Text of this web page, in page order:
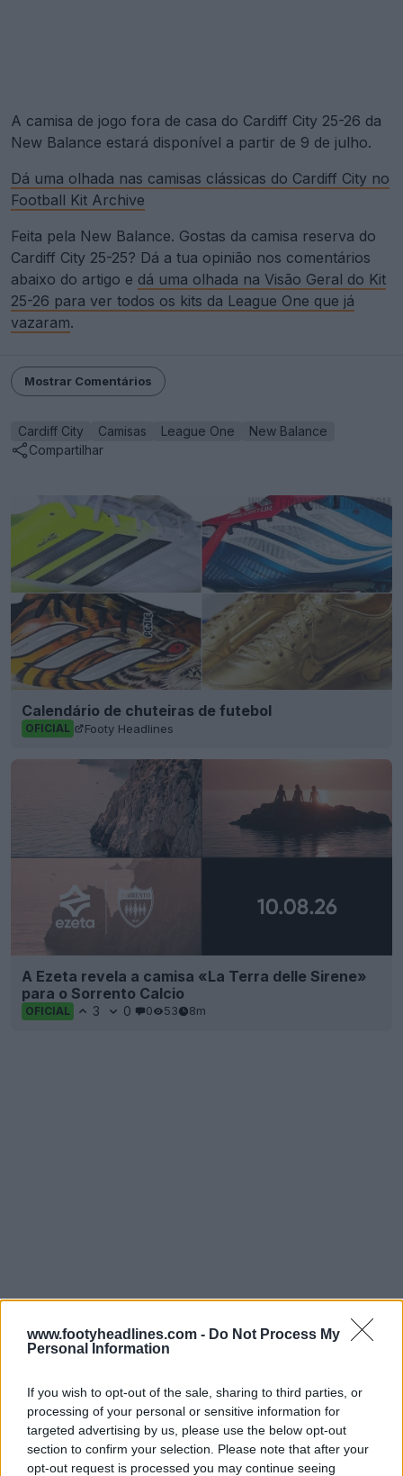
www.footyheadlines.com - Do Not Process My
Personal Information
If you wish to opt-out of the sale, sharing to third parties, or
processing of your personal or sensitive information for
targeted advertising by us, please use the below opt-out
section to confirm your selection. Please note that after your
opt-out request is processed you may continue seeing
A camisa de jogo fora de casa do Cardiff City 25-26 da
New Balance estará disponível a partir de 9 de julho.
Dá uma olhada nas camisas clássicas do Cardiff City no
Football Kit Archive
Feita pela New Balance. Gostas da camisa reserva do
Cardiff City 25-25? Dá a tua opinião nos comentários
abaixo do artigo e dá uma olhada na Visão Geral do Kit
25-26 para ver todos os kits da League One que já
vazaram.
Mostrar Comentários
Cardiff City Camisas League One
New Balance
Compartilhar
Calendário de chuteiras de futebol
OFICIAL Footy Headlines
A Ezeta revela a camisa «La Terra delle Sirene»
para o Sorrento Calcio
OFICIAL 3 0 0 53 8m